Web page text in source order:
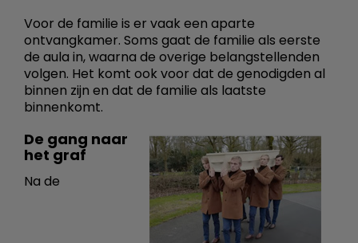
Voor de familie is er vaak een aparte
ontvangkamer. Soms gaat de familie als eerste
de aula in, waarna de overige belangstellenden
volgen. Het komt ook voor dat de genodigden al
binnen zijn en dat de familie als laatste
binnenkomt.
De gang naar
het graf
Na de